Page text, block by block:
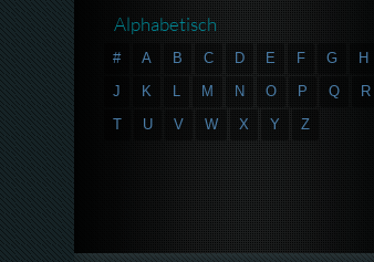
Alphabetisch
# A B C D E F G H
J
K L M N O P Q R
T
U V W X Y Z